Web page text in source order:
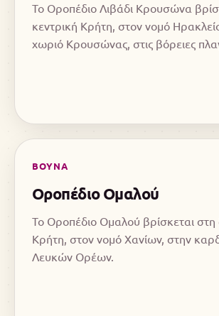
Το Οροπέδιο Λιβάδι Κρουσώνα
κεντρική Κρήτη, στον νομό
χωριό Κρουσώνας, στις βόρειες
ΒΟΥΝΑ
Οροπέδιο Ομαλού
Το Οροπέδιο Ομαλού βρίσκεται στη
Κρήτη, στον νομό Χανίων, στην
Λευκών Ορέων.